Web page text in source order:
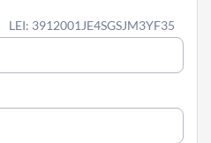
LEI: 3912001JE4SGSJM3YF35